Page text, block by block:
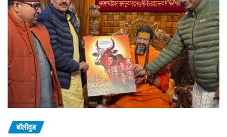
बॉलीवुड